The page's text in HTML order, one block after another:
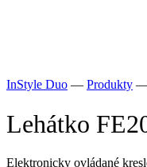
InStyle Duo — Produkty
Lehátko
Elektronicky ovládané